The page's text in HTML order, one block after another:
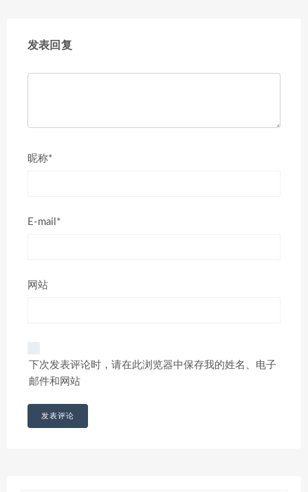
发表回复
昵称*
E-mail*
网站
下次发表评论时，请在此浏览器中保存我的姓名、电子
邮件和网站